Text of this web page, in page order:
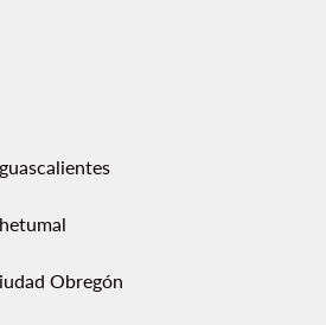
Obregón